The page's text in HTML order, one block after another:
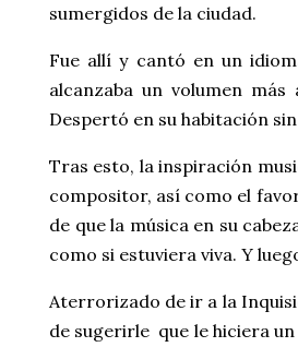
sumergidos de la ciudad.
Fue allí y cantó en un
alcanzaba un volumen
Despertó en su habitación
Tras esto, la inspiración
compositor, así como el
de que la música en su
como si estuviera viva. Y
Aterrorizado de ir a la
de sugerirle que le hiciera